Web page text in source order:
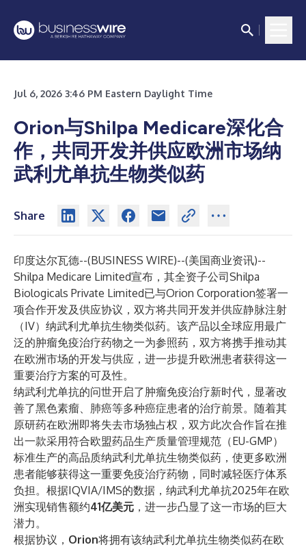
Jul 6, 2026 3:46 PM Eastern Daylight Time
Orion与Shilpa Medicare深化合
作，共同开发并供应欧洲市场纳
武利尤单抗生物类似药
Share
印度达尔瓦德--(BUSINESS WIRE)--(美国商业资讯)--
Shilpa Medicare Limited宣布，其全资子公司Shilpa
Biologicals Private Limited已与Orion Corporation签署一
项合作开发及供应协议，双方将共同开发并供应静脉注射
（IV）纳武利尤单抗生物类似药。该产品以全球应用最广
泛的肿瘤免疫治疗药物之一为参照药，双方将携手推动其
在欧洲市场的开发与供应，进一步提升欧洲患者获得这一
重要治疗方案的可及性。
纳武利尤单抗的问世开启了肿瘤免疫治疗新时代，显著改
善了黑色素瘤、肺癌等多种癌症患者的治疗前景。随着其
原研药在欧洲即将失去市场独占权，双方此次合作旨在推
出一款采用符合欧盟药品生产质量管理规范（EU-GMP）
标准生产的高品质纳武利尤单抗生物类似药，使更多欧洲
患者能够获得这一重要免疫治疗药物，同时减轻医疗体系
负担。根据IQVIA/IMS的数据，纳武利尤单抗2025年在欧
洲实现销售额约41亿美元 ，进一步凸显了这一市场的巨大
潜力。
根据协议， Orion将拥有该纳武利尤单抗生物类似药在欧